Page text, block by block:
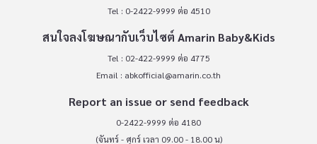
Tel : 0-2422-9999 ต่อ 4510
สนใจลงโฆษณากับเว็บไซต์ Amarin Baby&Kids
Tel : 02-422-9999 ต่อ 4775
Email : abkofficial@amarin.co.th
Report an issue or send feedback
0-2422-9999 ต่อ 4180
(จันทร์ - ศุกร์ เวลา 09.00 - 18.00 น)